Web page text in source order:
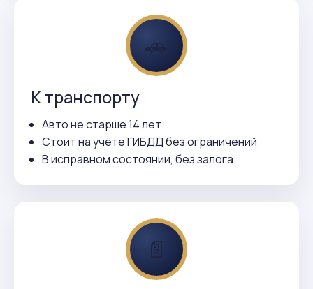
🚗
К транспорту
Авто не старше 14 лет
Стоит на учёте ГИБДД без ограничений
В исправном состоянии, без залога
📄